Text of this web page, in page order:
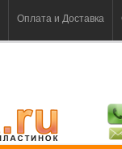
Оплата и Доставка